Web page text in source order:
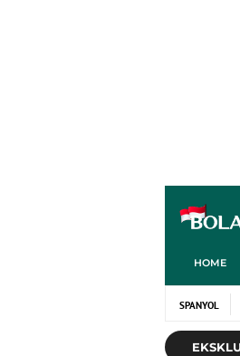
HOME
SPANYOL